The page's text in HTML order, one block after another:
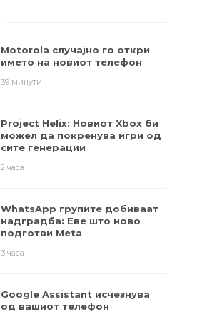
Motorola случајно го откри
името на новиот телефон
39 минути
Project Helix: Новиот Xbox би
можел да покренува игри од
сите генерации
2 часа
WhatsApp групите добиваат
надградба: Еве што ново
подготви Meta
3 часа
Google Assistant исчезнува
од вашиот телефон